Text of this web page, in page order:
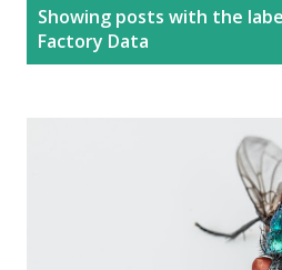
Showing posts with the
Factory Data